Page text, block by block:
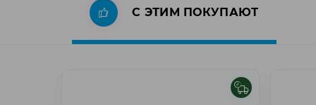
С ЭТИМ ПОКУПАЮТ